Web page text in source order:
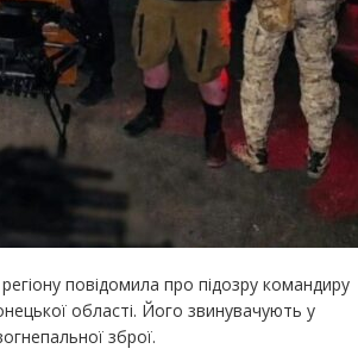
повідомила про підозру командиру
області. Його звинувачують у
зброї.